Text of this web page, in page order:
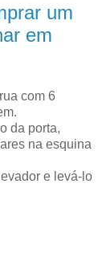
um
em
com 6
da porta,
na esquina
e levá-lo